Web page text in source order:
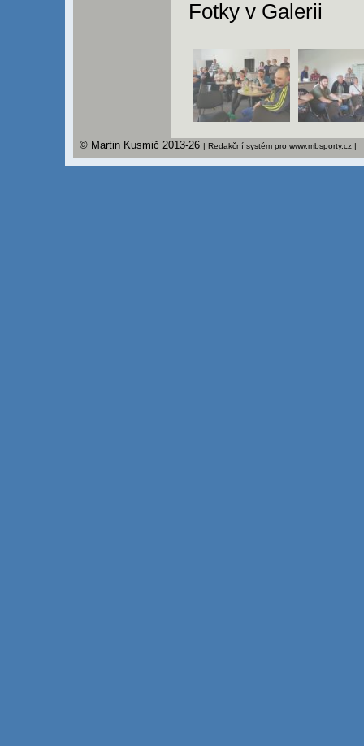
Fotky v Galerii
© Martin Kusmič 2013-26 | Redakční systém pro www.mbsporty.cz |